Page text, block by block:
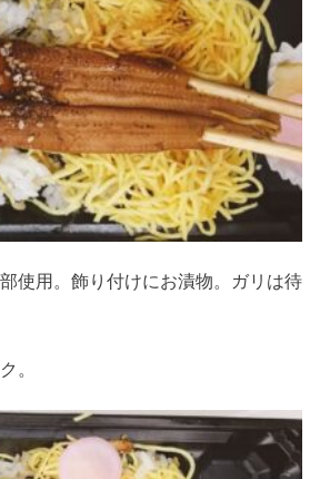
使用。飾り付けにお漬物。ガリは待
。